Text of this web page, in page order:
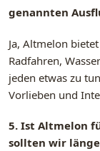
genannten
Ja, Altmelon
Radfahren,
jeden etwas zu
Vorlieben und
5. Ist Altmelon
sollten wir